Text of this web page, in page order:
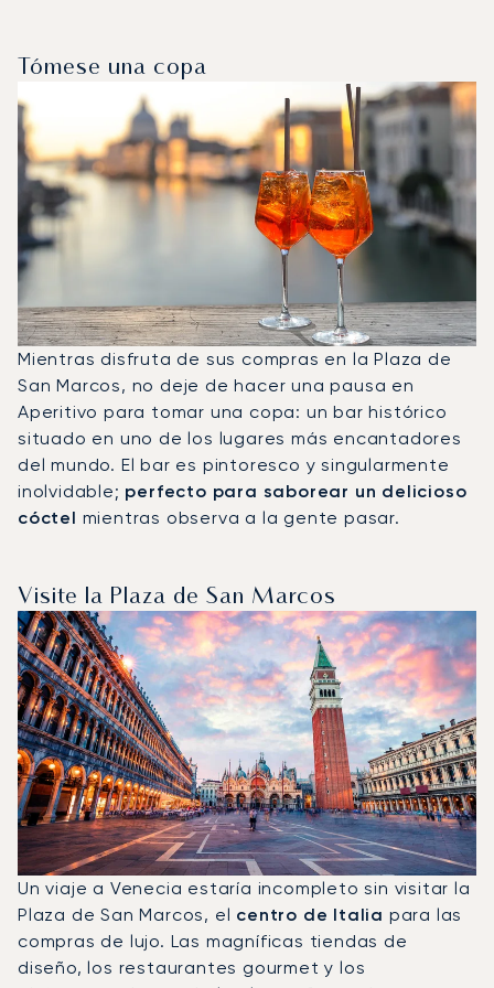
Tómese una copa
Mientras disfruta de sus compras en la Plaza de
San Marcos, no deje de hacer una pausa en
Aperitivo para tomar una copa: un bar histórico
situado en uno de los lugares más encantadores
del mundo. El bar es pintoresco y singularmente
inolvidable; perfecto para saborear un delicioso
cóctel mientras observa a la gente pasar.
Visite la Plaza de San Marcos
Un viaje a Venecia estaría incompleto sin visitar la
Plaza de San Marcos, el centro de Italia para las
compras de lujo. Las magníficas tiendas de
diseño, los restaurantes gourmet y los